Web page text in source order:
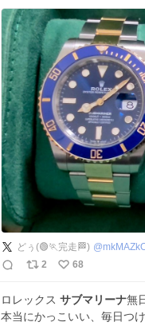
どぅ(🟢🏃完走🏁) @
2
68
ロレックス サブマリーナ無
本当にかっこいい、毎日つ